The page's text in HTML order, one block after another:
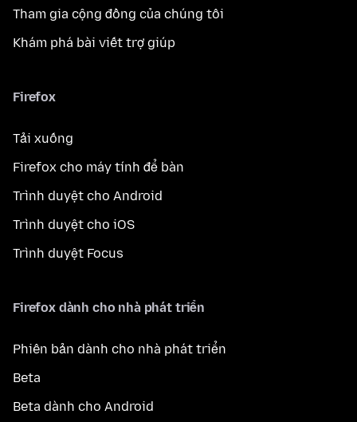
Tham gia cộng đồng của chúng tôi
Khám phá bài viết trợ giúp
Firefox
Tải xuống
Firefox cho máy tính để bàn
Trình duyệt cho Android
Trình duyệt cho iOS
Trình duyệt Focus
Firefox dành cho nhà phát triển
Phiên bản dành cho nhà phát triển
Beta
Beta dành cho Android